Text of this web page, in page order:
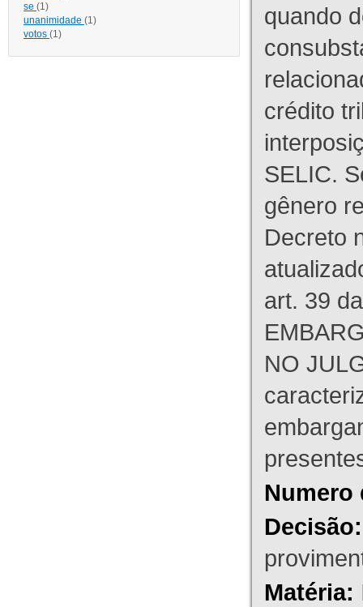
se (1)
unanimidade (1)
votos (1)
quando
crédito
SELIC.
gênero
Decreto
art. 39
NO
Numero
Decisão:
Matéria: